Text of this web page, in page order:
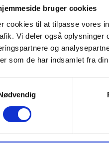
bruger cookies
cookies til at tilpasse vores
Vi deler også oplysninger
og
som de har indsamlet fra
orkester i Skotland